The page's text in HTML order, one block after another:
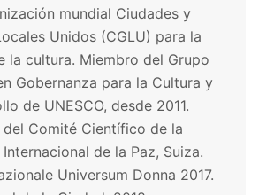
mundial Ciudades y
Unidos (CGLU) para la
la cultura. Miembro del Grupo
Gobernanza para la Cultura y
de UNESCO, desde 2011.
del Comité Científico de la
de la Paz, Suiza.
Universum Donna 2017.